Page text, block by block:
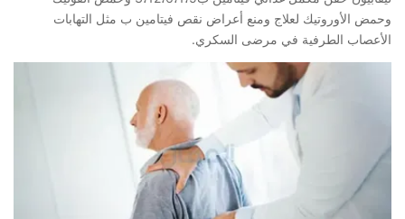
وحمض الأوروتيك لعلاج ومنع أعراض نقص فيتامين ب مثل التهابات
الأعصاب الطرفية في مرضى السكري.